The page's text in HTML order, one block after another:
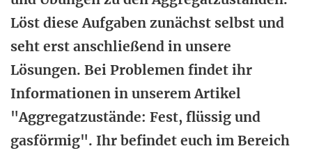
Löst diese Aufgaben zunächst selbst und
seht erst anschließend in unsere
Lösungen. Bei Problemen findet ihr
Informationen in unserem Artikel
"Aggregatzustände: Fest, flüssig und
gasförmig". Ihr befindet euch im Bereich